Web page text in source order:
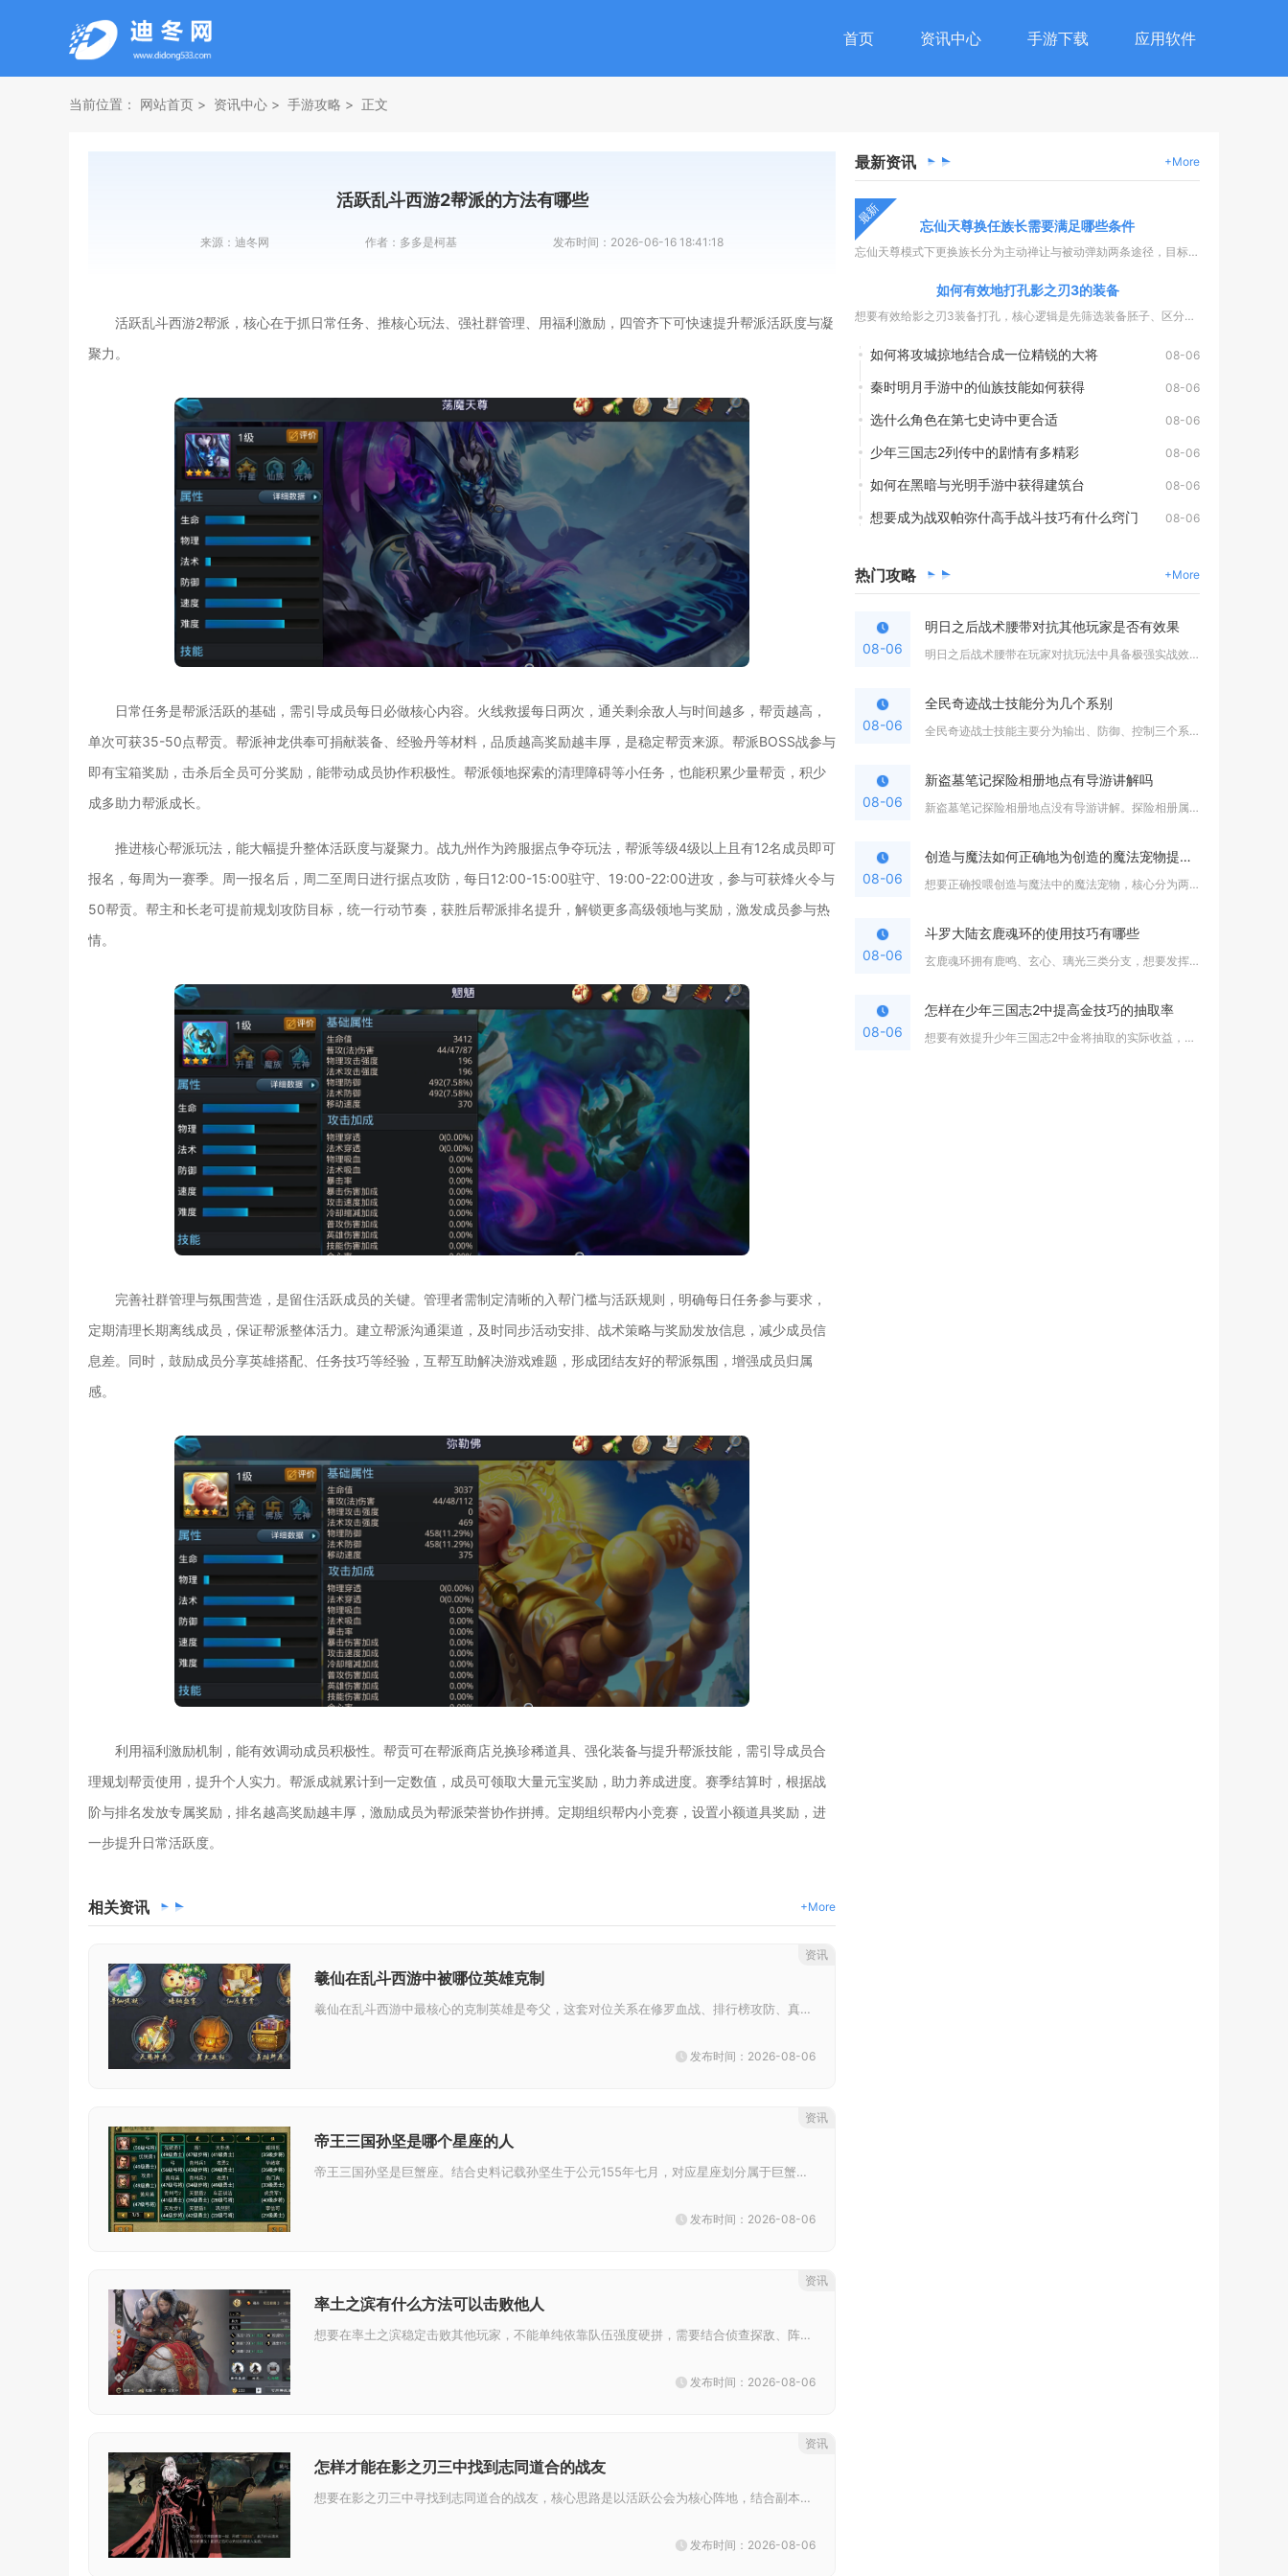
首页 资讯中心 手游下载 应用软件
当前位置： 网站首页 资讯中心 手游攻略 正文
活跃乱斗西游2帮派的方法有哪些
来源： 迪冬网 作者： 多多是柯基 发布时间： 2026-06-16 18:41:18
活跃乱斗西游2帮派，核心在于抓日常任务、推核心玩法、强社群管理、用福利激励，四管齐下可快速提升帮派活跃度与凝
聚力。
日常任务是帮派活跃的基础，需引导成员每日必做核心内容。火线救援每日两次，通关剩余敌人与时间越多，帮贡越高，
单次可获35-50点帮贡。帮派神龙供奉可捐献装备、经验丹等材料，品质越高奖励越丰厚，是稳定帮贡来源。帮派BOSS战参与
即有宝箱奖励，击杀后全员可分奖励，能带动成员协作积极性。帮派领地探索的清理障碍等小任务，也能积累少量帮贡，积少
成多助力帮派成长。
推进核心帮派玩法，能大幅提升整体活跃度与凝聚力。战九州作为跨服据点争夺玩法，帮派等级4级以上且有12名成员即可
报名，每周为一赛季。周一报名后，周二至周日进行据点攻防，每日12:00-15:00驻守、19:00-22:00进攻，参与可获烽火令与
50帮贡。帮主和长老可提前规划攻防目标，统一行动节奏，获胜后帮派排名提升，解锁更多高级领地与奖励，激发成员参与热
情。
完善社群管理与氛围营造，是留住活跃成员的关键。管理者需制定清晰的入帮门槛与活跃规则，明确每日任务参与要求，
定期清理长期离线成员，保证帮派整体活力。建立帮派沟通渠道，及时同步活动安排、战术策略与奖励发放信息，减少成员信
息差。同时，鼓励成员分享英雄搭配、任务技巧等经验，互帮互助解决游戏难题，形成团结友好的帮派氛围，增强成员归属
感。
利用福利激励机制，能有效调动成员积极性。帮贡可在帮派商店兑换珍稀道具、强化装备与提升帮派技能，需引导成员合
理规划帮贡使用，提升个人实力。帮派成就累计到一定数值，成员可领取大量元宝奖励，助力养成进度。赛季结算时，根据战
阶与排名发放专属奖励，排名越高奖励越丰厚，激励成员为帮派荣誉协作拼搏。定期组织帮内小竞赛，设置小额道具奖励，进
一步提升日常活跃度。
相关资讯 +More
羲仙在乱斗西游中被哪位英雄克制
羲仙在乱斗西游中最核心的克制英雄是夸父，这套对位关系在修罗血战、排行榜攻防、真人竞技对局里都具备稳定的压制效果，熟练运用...
发布时间：2026-08-06
资讯
帝王三国孙坚是哪个星座的人
帝王三国孙坚是巨蟹座。结合史料记载孙坚生于公元155年七月，对应星座划分属于巨蟹座，巨蟹座果敢坚韧、重情义、敢于开拓的特...
发布时间：2026-08-06
资讯
率土之滨有什么方法可以击败他人
想要在率土之滨稳定击败其他玩家，不能单纯依靠队伍强度硬拼，需要结合侦查探敌、阵容克制、战术调度、资源持续压制多种手段协同...
发布时间：2026-08-06
资讯
怎样才能在影之刃三中找到志同道合的战友
想要在影之刃三中寻找到志同道合的战友，核心思路是以活跃公会为核心阵地，结合副本实战筛选、精准频道招募，搭配外部玩家社区拓...
发布时间：2026-08-06
资讯
最新资讯 +More
最新 忘仙天尊换任族长需要满足哪些条件
忘仙天尊模式下更换族长分为主动禅让与被动弹劾两条途径，目标继...
如何有效地打孔影之刃3的装备
想要有效给影之刃3装备打孔，核心逻辑是先筛选装备胚子、区分孔...
如何将攻城掠地结合成一位精锐的大将 08-06
秦时明月手游中的仙族技能如何获得 08-06
选什么角色在第七史诗中更合适 08-06
少年三国志2列传中的剧情有多精彩 08-06
如何在黑暗与光明手游中获得建筑台 08-06
想要成为战双帕弥什高手战斗技巧有什么窍门 08-06
热门攻略 +More
08-06
明日之后战术腰带对抗其他玩家是否有效果
明日之后战术腰带在玩家对抗玩法中具备极强实战效果，合理搭配芯...
08-06
全民奇迹战士技能分为几个系别
全民奇迹战士技能主要分为输出、防御、控制三个系别，玩家可以根...
08-06
新盗墓笔记探险相册地点有导游讲解吗
新盗墓笔记探险相册地点没有导游讲解。探险相册属于地图场景收集...
08-06
创造与魔法如何正确地为创造的魔法宠物提供食物
想要正确投喂创造与魔法中的魔法宠物，核心分为两大阶段操作，驯...
08-06
斗罗大陆玄鹿魂环的使用技巧有哪些
玄鹿魂环拥有鹿鸣、玄心、璃光三类分支，想要发挥全部价值，核心...
08-06
怎样在少年三国志2中提高金技巧的抽取率
想要有效提升少年三国志2中金将抽取的实际收益，核心方式是抓住...